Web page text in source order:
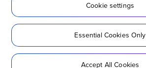
Accessibilité
Réseaux sociaux
Cookie settings
Essential Cookies Only
Accept All Cookies